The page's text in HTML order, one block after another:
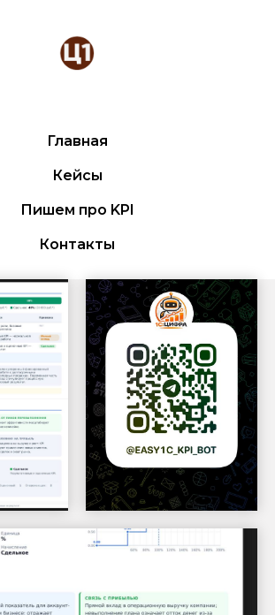
Главная
Кейсы
Пишем про KPI
Контакты